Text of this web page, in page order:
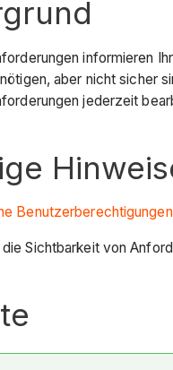
informieren
aber nicht sicher
jederzeit
Benutzerberechtigungen
die Sichtbarkeit von